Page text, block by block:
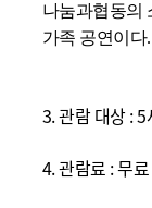
나눔과협동의
가족 공연이다.
3.관람 대상: 5
4.관람료 :무